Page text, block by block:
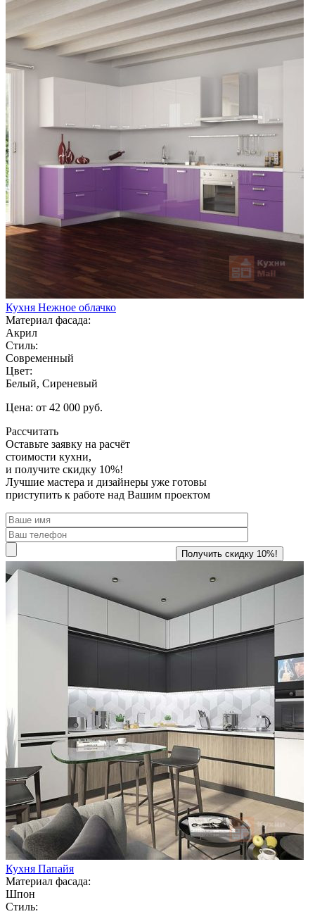
Кухня Нежное облачко
Материал фасада:
Акрил
Стиль:
Современный
Цвет:
Белый, Сиреневый
Цена: от 42 000 руб.
Рассчитать
Оставьте заявку на расчёт
стоимости кухни,
и получите скидку 10%!
Лучшие мастера и дизайнеры уже готовы
приступить к работе над Вашим проектом
Кухня Папайя
Материал фасада:
Шпон
Стиль: